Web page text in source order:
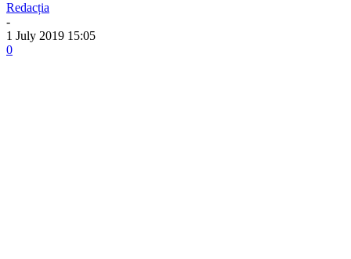
Redacția
-
1 July 2019 15:05
0